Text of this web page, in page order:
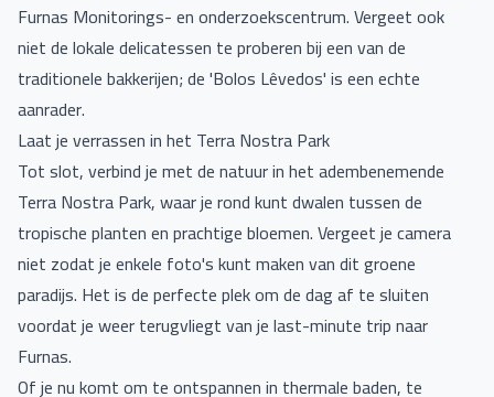
Furnas Monitorings- en onderzoekscentrum. Vergeet ook
niet de lokale delicatessen te proberen bij een van de
traditionele bakkerijen; de 'Bolos Lêvedos' is een echte
aanrader.
Laat je verrassen in het Terra Nostra Park
Tot slot, verbind je met de natuur in het adembenemende
Terra Nostra Park, waar je rond kunt dwalen tussen de
tropische planten en prachtige bloemen. Vergeet je camera
niet zodat je enkele foto's kunt maken van dit groene
paradijs. Het is de perfecte plek om de dag af te sluiten
voordat je weer terugvliegt van je last-minute trip naar
Furnas.
Of je nu komt om te ontspannen in thermale baden, te